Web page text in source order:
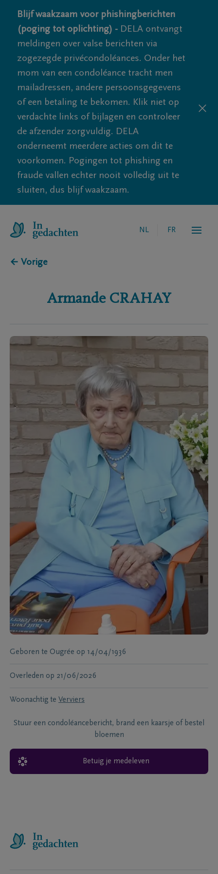
Blijf waakzaam voor phishingberichten
(poging tot oplichting) - DELA ontvangt
meldingen over valse berichten via
zogezegde privécondoléances. Onder het
mom van een condoléance tracht men
mailadressen, andere persoonsgegevens
of een betaling te bekomen. Klik niet op
verdachte links of bijlagen en controleer
de afzender zorgvuldig. DELA
onderneemt meerdere acties om dit te
voorkomen. Pogingen tot phishing en
fraude vallen echter nooit volledig uit te
sluiten, dus blijf waakzaam.
NL FR
← Vorige
Armande CRAHAY
Geboren te Ougrée op 14/04/1936
Overleden op 21/06/2026
Woonachtig te Verviers
Stuur een condoléancebericht, brand een kaarsje of bestel
bloemen
Betuig je medeleven